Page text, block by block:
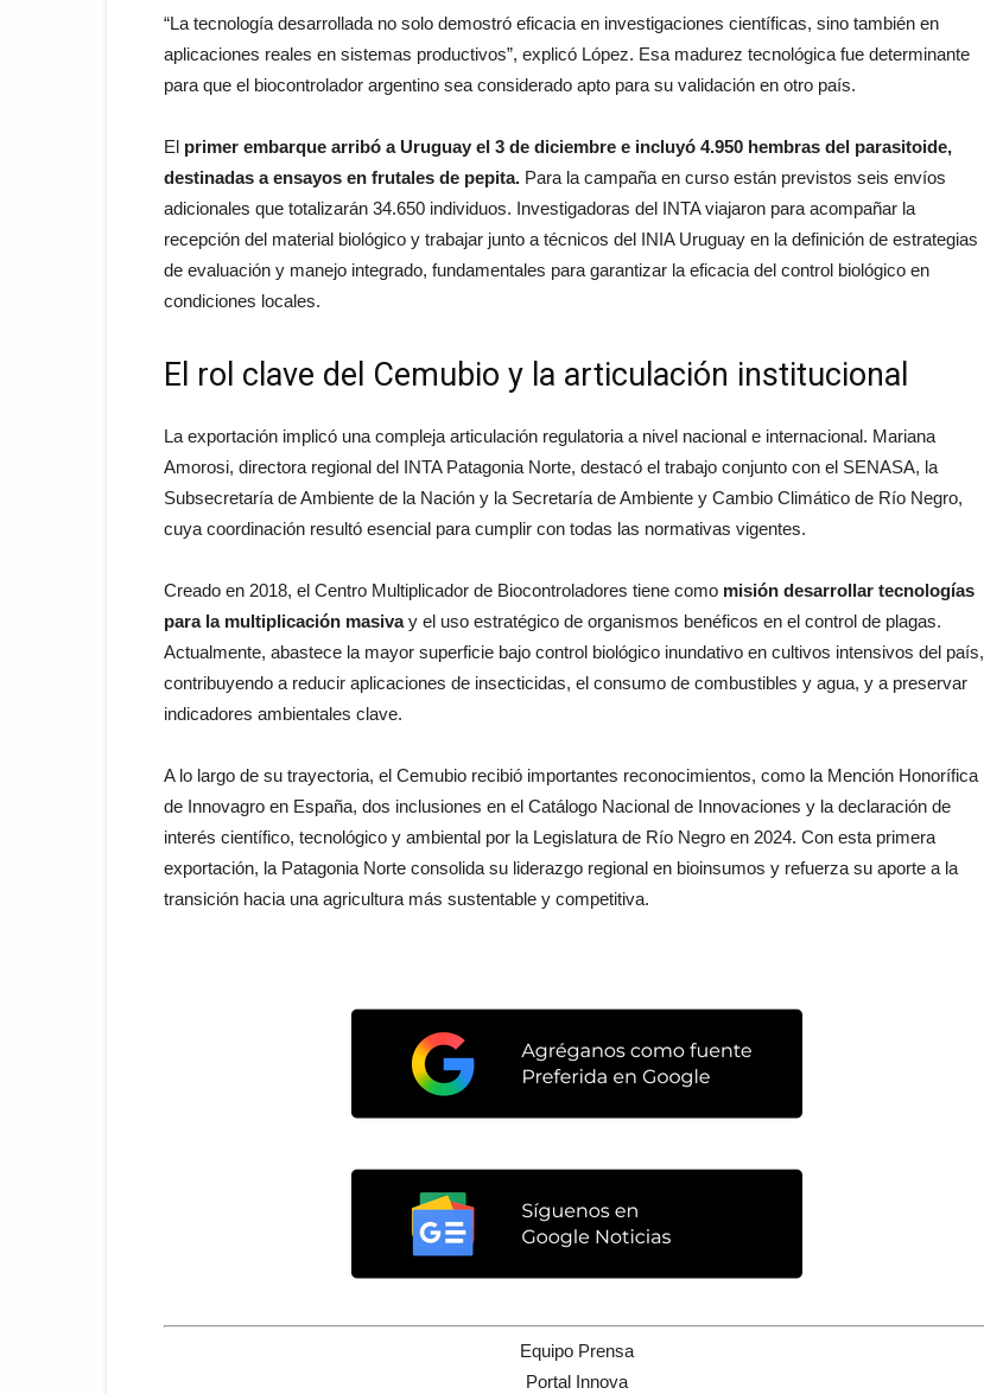
“La tecnología desarrollada no solo demostró eficacia en investigaciones científicas, sino también en
aplicaciones reales en sistemas productivos”, explicó López. Esa madurez tecnológica fue determinante
para que el biocontrolador argentino sea considerado apto para su validación en otro país.
El primer embarque arribó a Uruguay el 3 de diciembre e incluyó 4.950 hembras del parasitoide,
destinadas a ensayos en frutales de pepita. Para la campaña en curso están previstos seis envíos
adicionales que totalizarán 34.650 individuos. Investigadoras del INTA viajaron para acompañar la
recepción del material biológico y trabajar junto a técnicos del INIA Uruguay en la definición de estrategias
de evaluación y manejo integrado, fundamentales para garantizar la eficacia del control biológico en
condiciones locales.
El rol clave del Cemubio y la articulación institucional
La exportación implicó una compleja articulación regulatoria a nivel nacional e internacional. Mariana
Amorosi, directora regional del INTA Patagonia Norte, destacó el trabajo conjunto con el SENASA, la
Subsecretaría de Ambiente de la Nación y la Secretaría de Ambiente y Cambio Climático de Río Negro,
cuya coordinación resultó esencial para cumplir con todas las normativas vigentes.
Creado en 2018, el Centro Multiplicador de Biocontroladores tiene como misión desarrollar tecnologías
para la multiplicación masivay el uso estratégico de organismos benéficos en el control de plagas.
Actualmente, abastece la mayor superficie bajo control biológico inundativo en cultivos intensivos del país,
contribuyendo a reducir aplicaciones de insecticidas, el consumo de combustibles y agua, y a preservar
indicadores ambientales clave.
A lo largo de su trayectoria, el Cemubio recibió importantes reconocimientos, como la Mención Honorífica
de Innovagro en España, dos inclusiones en el Catálogo Nacional de Innovaciones y la declaración de
interés científico, tecnológico y ambiental por la Legislatura de Río Negro en 2024. Con esta primera
exportación, la Patagonia Norte consolida su liderazgo regional en bioinsumos y refuerza su aporte a la
transición hacia una agricultura más sustentable y competitiva.
Equipo Prensa
Portal Innova